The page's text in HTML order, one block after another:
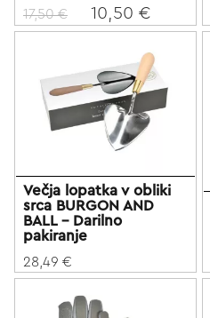
17,50 € 10,50 €
Večja lopatka v obliki
srca BURGON AND
BALL - Darilno
pakiranje
28,49 €